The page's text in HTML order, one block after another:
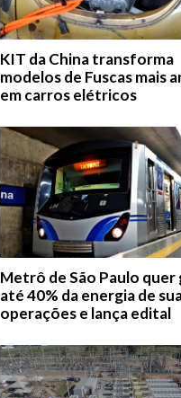
KIT da China transforma
modelos de Fuscas mais
em carros elétricos
Metrô de São Paulo quer
até 40% da energia de
operações e lança edital